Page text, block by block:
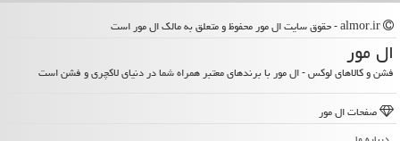
ال مور
فشن و کالاهای لوکس - ال مور با برندهای معتبر همراه شما در دنیای لاکچری و فشن است
صفحات ال مور